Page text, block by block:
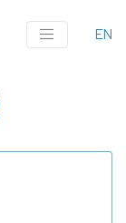
EN